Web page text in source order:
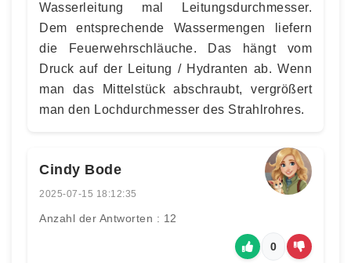
Wasserleitung mal Leitungsdurchmesser.
Dem entsprechende Wassermengen liefern
die Feuerwehrschläuche. Das hängt vom
Druck auf der Leitung / Hydranten ab. Wenn
man das Mittelstück abschraubt, vergrößert
man den Lochdurchmesser des Strahlrohres.
Cindy Bode
2025-07-15 18:12:35
Anzahl der Antworten : 12
0